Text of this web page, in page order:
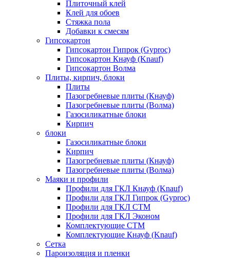
Плиточный клей
Клей для обоев
Стяжка пола
Добавки к смесям
Гипсокартон
Гипсокартон Гипрок (Gyproc)
Гипсокартон Кнауф (Knauf)
Гипсокартон Волма
Плиты, кирпич, блоки
Плиты
Пазогребневые плиты (Кнауф)
Пазогребневые плиты (Волма)
Газосиликатные блоки
Кирпич
блоки
Газосиликатные блоки
Кирпич
Пазогребневые плиты (Кнауф)
Пазогребневые плиты (Волма)
Маяки и профили
Профили для ГКЛ Кнауф (Knauf)
Профили для ГКЛ Гипрок (Gyproc)
Профили для ГКЛ СТМ
Профили для ГКЛ Эконом
Комплектующие СТМ
Комплектующие Кнауф (Knauf)
Сетка
Пароизоляция и пленки